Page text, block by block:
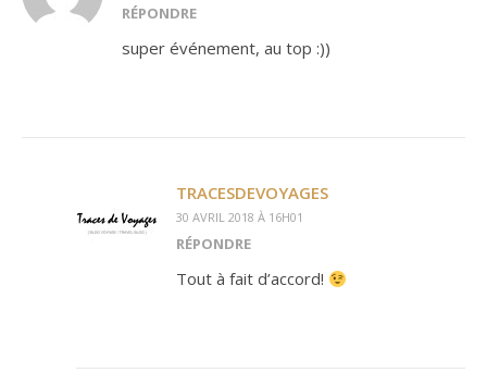
RÉPONDRE
super événement, au top :))
TRACESDEVOYAGES
30 AVRIL 2018 À 16H01
RÉPONDRE
Tout à fait d’accord!